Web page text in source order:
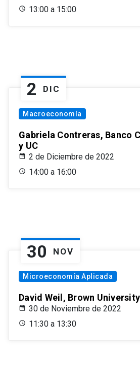
13:00 a 15:00
2 DIC
Macroeconomía
Gabriela Contreras, Banco
y UC
2 de Diciembre de 2022
14:00 a 16:00
30 NOV
Microeconomía Aplicada
David Weil, Brown University
30 de Noviembre de 2022
11:30 a 13:30